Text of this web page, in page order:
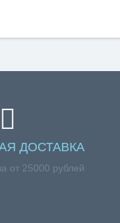
ДОСТАВКА
от 25000 рублей